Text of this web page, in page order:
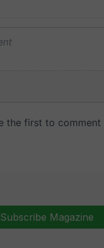
Subscribe Magazine